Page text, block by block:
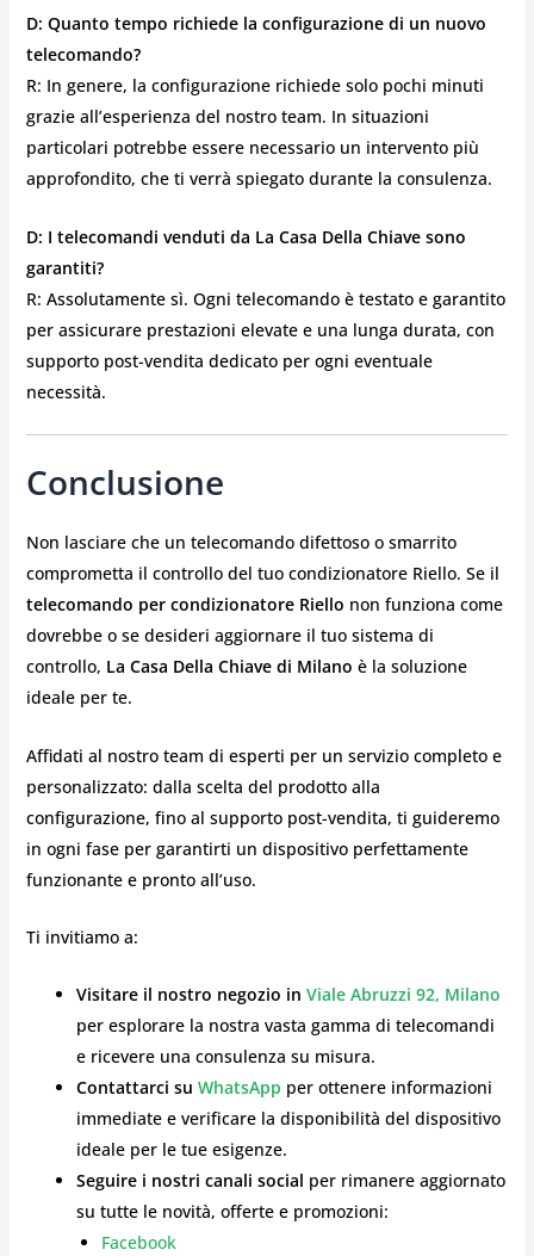
D: Quanto tempo richiede la configurazione di un nuovo
telecomando?
R: In genere, la configurazione richiede solo pochi minuti
grazie all’esperienza del nostro team. In situazioni
particolari potrebbe essere necessario un intervento più
approfondito, che ti verrà spiegato durante la consulenza.
D: I telecomandi venduti da La Casa Della Chiave sono
garantiti?
R: Assolutamente sì. Ogni telecomando è testato e garantito
per assicurare prestazioni elevate e una lunga durata, con
supporto post-vendita dedicato per ogni eventuale
necessità.
Conclusione
Non lasciare che un telecomando difettoso o smarrito
comprometta il controllo del tuo condizionatore Riello. Se il
telecomando per condizionatore Riello non funziona come
dovrebbe o se desideri aggiornare il tuo sistema di
controllo, La Casa Della Chiave di Milano è la soluzione
ideale per te.
Affidati al nostro team di esperti per un servizio completo e
personalizzato: dalla scelta del prodotto alla
configurazione, fino al supporto post-vendita, ti guideremo
in ogni fase per garantirti un dispositivo perfettamente
funzionante e pronto all’uso.
Ti invitiamo a:
Visitare il nostro negozio in Viale Abruzzi 92, Milano
per esplorare la nostra vasta gamma di telecomandi
e ricevere una consulenza su misura.
Contattarci su WhatsApp per ottenere informazioni
immediate e verificare la disponibilità del dispositivo
ideale per le tue esigenze.
Seguire i nostri canali social per rimanere aggiornato
su tutte le novità, offerte e promozioni:
Facebook